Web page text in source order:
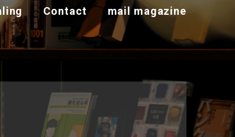
Contact mail magazine